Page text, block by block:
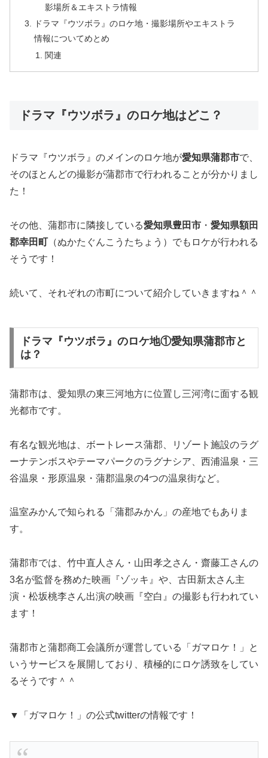
影場所＆エキストラ情報
ドラマ『ウツボラ』のロケ地・撮影場所やエキストラ
情報についてめとめ
関連
ドラマ『ウツボラ』のロケ地はどこ？
ドラマ『ウツボラ』のメインのロケ地が愛知県蒲郡市で、
そのほとんどの撮影が蒲郡市で行われることが分かりまし
た！
その他、蒲郡市に隣接している愛知県豊田市 ・ 愛知県額田
郡幸田町 （ぬかたぐんこうたちょう）でもロケが行われる
そうです！
続いて、それぞれの市町について紹介していきますね＾＾
ドラマ『ウツボラ』のロケ地①愛知県蒲郡市と
は？
蒲郡市は、愛知県の東三河地方に位置し三河湾に面する観
光都市です。
有名な観光地は、ボートレース蒲郡、リゾート施設のラグ
ーナテンボスやテーマパークのラグナシア、西浦温泉・三
谷温泉・形原温泉・蒲郡温泉の4つの温泉街など。
温室みかんで知られる「蒲郡みかん」の産地でもありま
す。
蒲郡市では、竹中直人さん・山田孝之さん・齋藤工さんの
3名が監督を務めた映画『ゾッキ』や、古田新太さん主
演・松坂桃李さん出演の映画『空白』の撮影も行われてい
ます！
蒲郡市と蒲郡商工会議所が運営している「ガマロケ！」と
いうサービスを展開しており、積極的にロケ誘致をしてい
るそうです＾＾
▼「ガマロケ！」の公式twitterの情報です！